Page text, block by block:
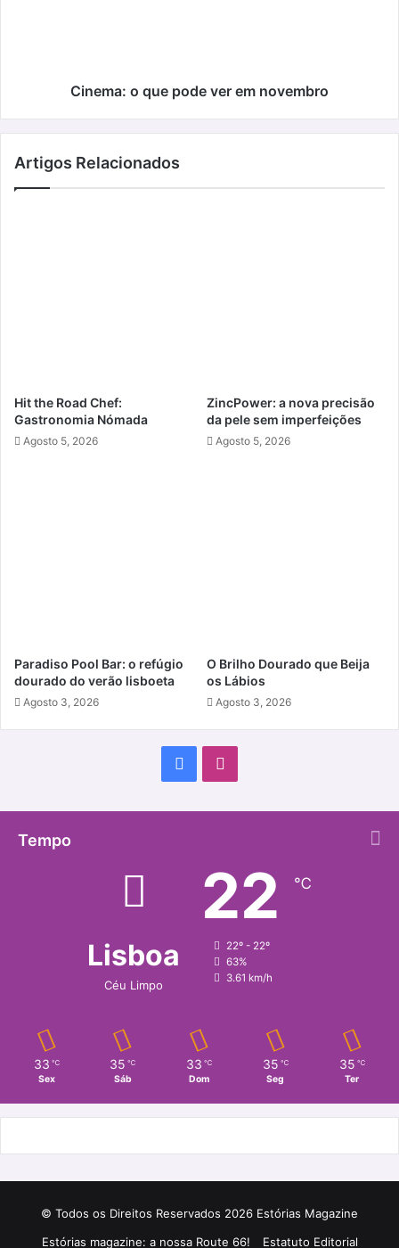
Cinema: o que pode ver em novembro
Artigos Relacionados
Hit the Road Chef:
Gastronomia Nómada
Agosto 5, 2026
ZincPower: a nova precisão
da pele sem imperfeições
Agosto 5, 2026
Paradiso Pool Bar: o refúgio
dourado do verão lisboeta
Agosto 3, 2026
O Brilho Dourado que Beija
os Lábios
Agosto 3, 2026
Facebook
Tempo
Lisboa
Céu Limpo
22 ℃
22º - 22º
63%
3.61 km/h
33 ℃
Sex
35 ℃
Sáb
33 ℃
Dom
35 ℃
Seg
35 ℃
Ter
© Todos os Direitos Reservados 2026 Estórias Magazine
Estórias magazine: a nossa Route 66!
Estatuto Editorial